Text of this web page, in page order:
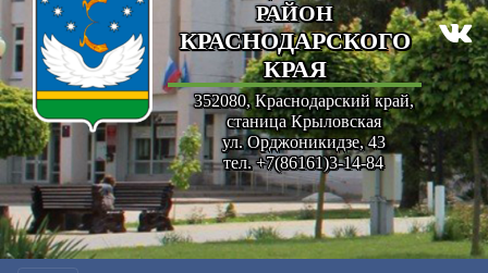
РАЙОН
КРАСНОДАРСКОГО
КРАЯ
352080, Краснодарский край,
станица Крыловская
ул. Орджоникидзе, 43
тел. +7(86161)3-14-84